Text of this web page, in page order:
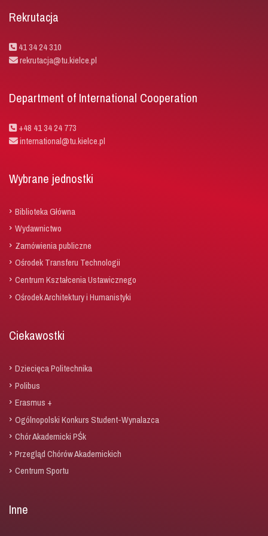
Rekrutacja
41 34 24 310
rekrutacja@tu.kielce.pl
Department of International Cooperation
+48 41 34 24 773
international@tu.kielce.pl
Wybrane jednostki
Biblioteka Główna
Wydawnictwo
Zamówienia publiczne
Ośrodek Transferu Technologii
Centrum Kształcenia Ustawicznego
Ośrodek Architektury i Humanistyki
Ciekawostki
Dziecięca Politechnika
Polibus
Erasmus +
Ogólnopolski Konkurs Student-Wynalazca
Chór Akademicki PŚk
Przegląd Chórów Akademickich
Centrum Sportu
Inne